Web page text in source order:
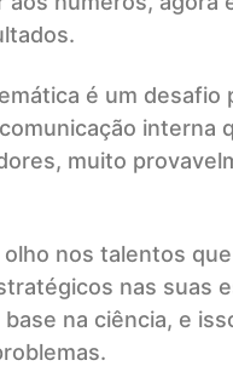
é um
interna
muito
nos talentos
nas suas
na ciência, e